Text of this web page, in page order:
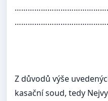
Z důvodů výše
kasační soud, tedy